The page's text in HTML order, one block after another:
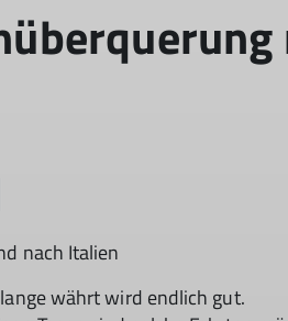
nach Italien
währt wird endlich gut.